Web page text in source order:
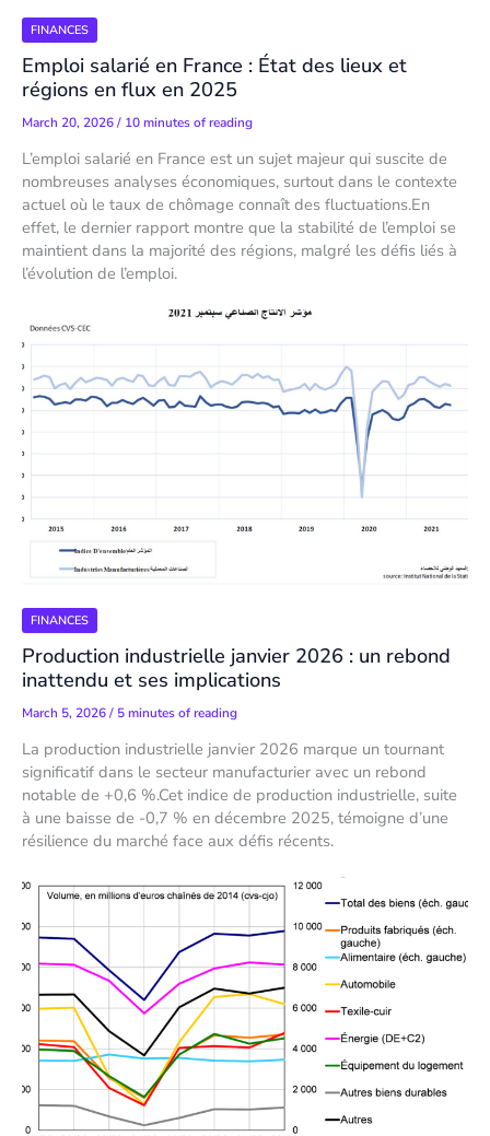
FINANCES
Emploi salarié en France : État des lieux et
régions en flux en 2025
March 20, 2026/ 10 minutes of reading
L’emploi salarié en France est un sujet majeur qui suscite de
nombreuses analyses économiques, surtout dans le contexte
actuel où le taux de chômage connaît des fluctuations.En
effet, le dernier rapport montre que la stabilité de l’emploi se
maintient dans la majorité des régions, malgré les défis liés à
l’évolution de l’emploi.
FINANCES
Production industrielle janvier 2026 : un rebond
inattendu et ses implications
March 5, 2026/ 5 minutes of reading
La production industrielle janvier 2026 marque un tournant
significatif dans le secteur manufacturier avec un rebond
notable de +0,6 %.Cet indice de production industrielle, suite
à une baisse de -0,7 % en décembre 2025, témoigne d’une
résilience du marché face aux défis récents.